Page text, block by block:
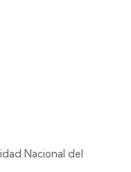
Nacional del